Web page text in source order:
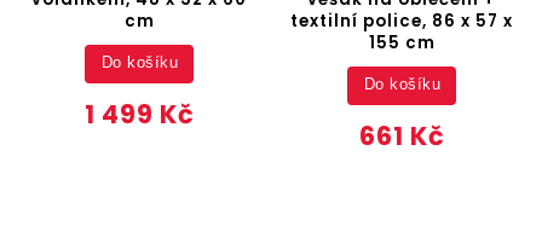
cm
1 499 Kč
Do košíku
textilní police, 86 x 57 x
155 cm
661 Kč
Do košíku